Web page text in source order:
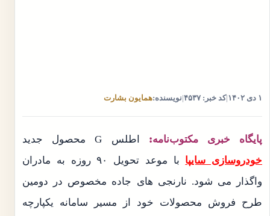
۱ دی ۱۴۰۲ |کد خبر: ۴۵۳۷ نویسنده:همایون بشارت
پایگاه خبری مکتوب‌نامه: اطلس G محصول جدید
خودروسازی سایپا
با موعد تحویل ۹۰ روزه به مادران
واگذار می شود. نارنجی های جاده مخصوص در دومین
طرح فروش محصولات خود از مسیر سامانه یکپارچه